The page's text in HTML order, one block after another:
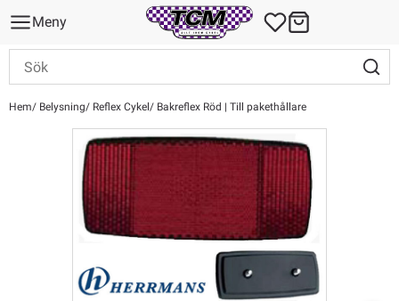
Meny
Hem Belysning Reflex Cykel Bakreflex Röd | Till pakethållare